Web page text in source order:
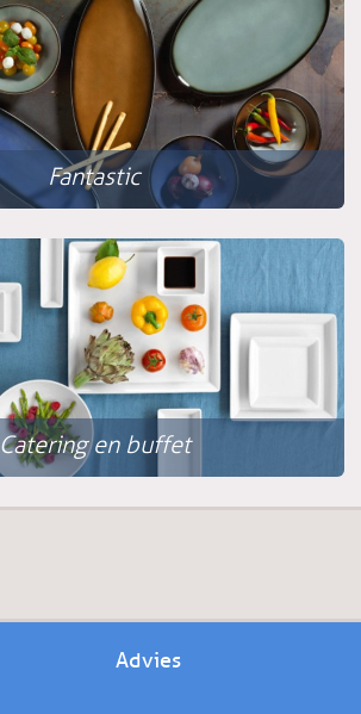
Fantastic
Catering en buffet
Advies